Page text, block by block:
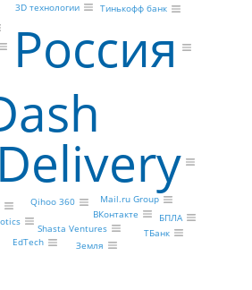
Россия
Qihoo 360
Mail.ru Group
ВКонтакте
Shasta Ventures ТБанк
Тинькофф банк
3D технологии
БПЛА
EdTech
Земля